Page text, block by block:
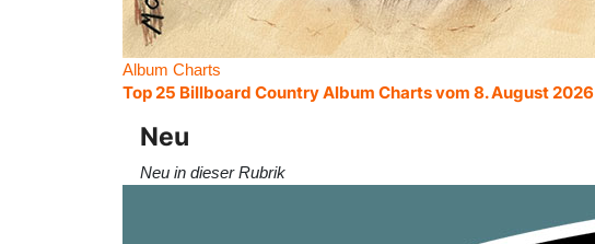
Album Charts
Top 25 Billboard Country Album Charts vom 8. August 2026
Neu
Neu in dieser Rubrik